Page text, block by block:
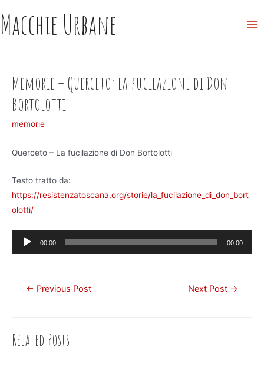
to
content
Macchie Urbane
Memorie – Querceto: la fucilazione di Don
Bortolotti
memorie
Querceto – La fucilazione di Don Bortolotti
Testo tratto da:
https://resistenzatoscana.org/storie/la_fucilazione_di_don_bort
olotti/
Audio
00:00 00:00
Post← Previous Post Next Post →
Related Posts